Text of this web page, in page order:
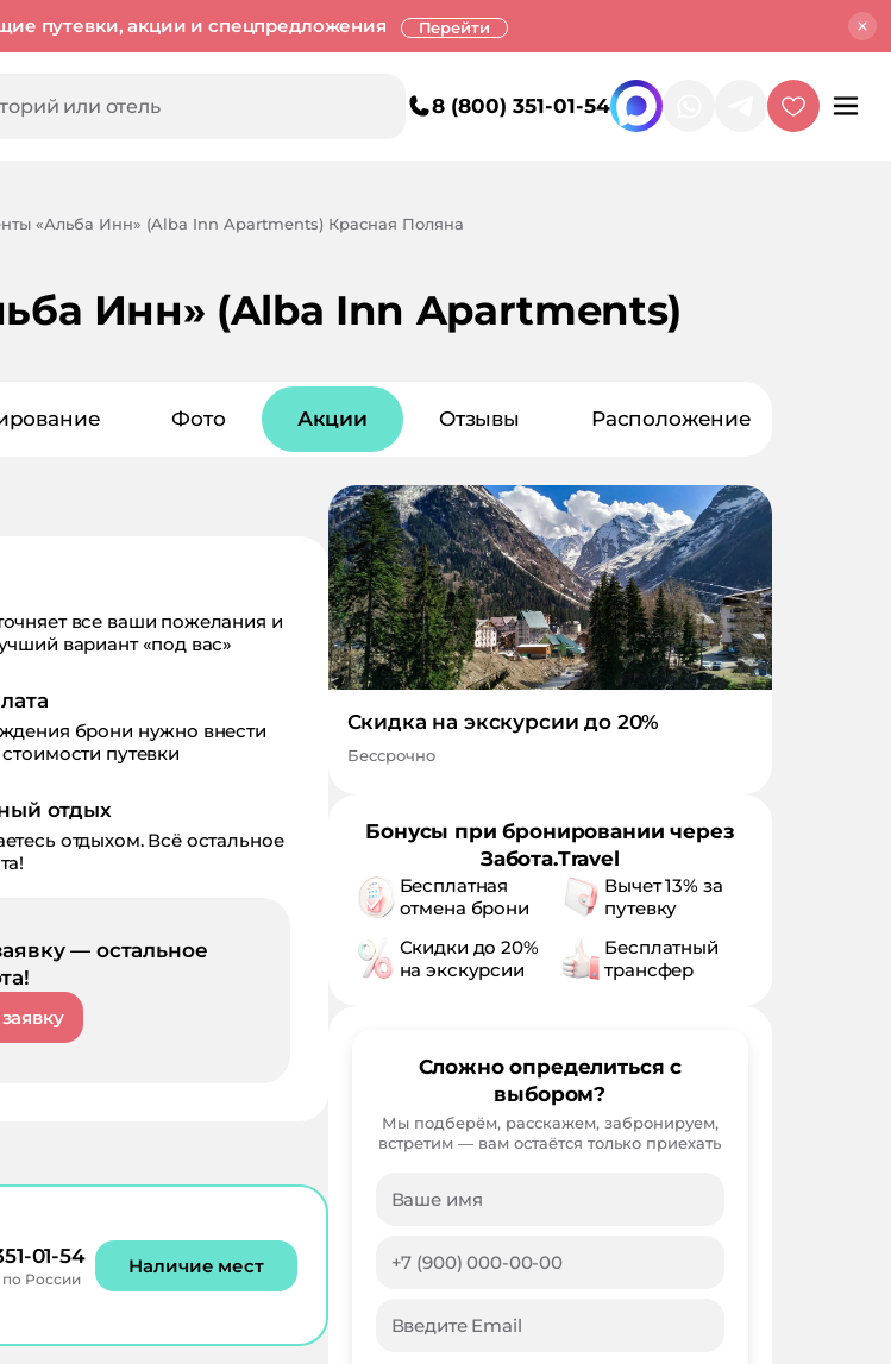
путевки, акции и спецпредложения Перейти
8 (800) 351-01-54
«Альба Инн» (Alba Inn Apartments) Красная Поляна
Инн» (Alba Inn Apartments)
Фото Акции Отзывы Расположение
все ваши пожелания и
вариант «под вас»
брони нужно внести
путевки
отдых
отдыхом. Всё остальное
— остальное
01-54
России
Наличие мест
Скидка на экскурсии до 20%
Бессрочно
Бонусы при бронировании через
Забота.Travel
Бесплатная
отмена брони
Вычет 13% за
путевку
Скидки до 20%
на экскурсии
Бесплатный
трансфер
Сложно определиться с
выбором?
Мы подберём, расскажем, забронируем,
встретим — вам остаётся только приехать